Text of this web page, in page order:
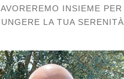
INSIEME PER
LA TUA SERENITÀ.